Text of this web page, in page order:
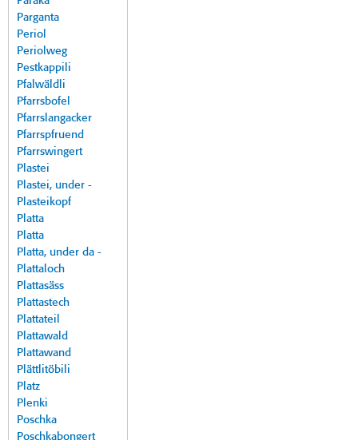
Parganta
Periol
Periolweg
Pestkappili
Pfalwäldli
Pfarrsbofel
Pfarrslangacker
Pfarrspfruend
Pfarrswingert
Plastei
Plastei, under -
Plasteikopf
Platta
Platta
Platta, under da -
Plattaloch
Plattasäss
Plattastech
Plattateil
Plattawald
Plattawand
Plättlitöbili
Platz
Plenki
Poschka
Poschkabongert